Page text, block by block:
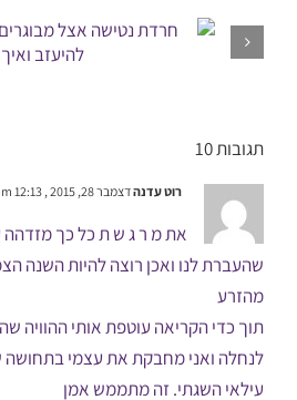
תגובות 10
רוט עדנהדצמבר 28, 2015 , 12:13 pm
את מ ר ג ש ת כל כך מזדהה
שהעברת לנו ואכן רוצה להיות השנה
מהזרע
תוך כדי הקריאה עוטפת אותי ההוויה
לנחלה ואני מחבקת את עצמי
עילאי השגתי. זה מתממש אמן